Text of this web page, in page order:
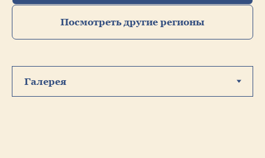
Посмотреть другие регионы